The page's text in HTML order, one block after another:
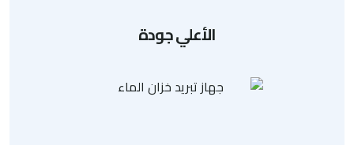
الأعلي جودة